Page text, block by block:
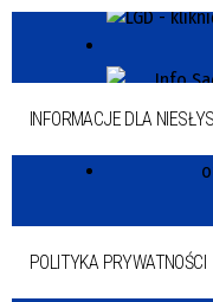
INFORMACJE DLA
POLITYKA PRYWATNOŚCI